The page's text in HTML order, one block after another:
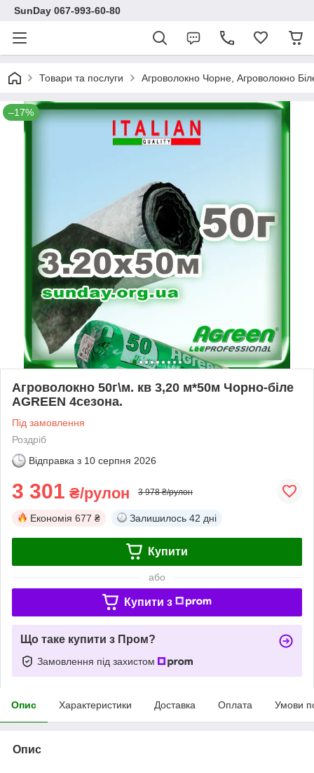
SunDay 067-993-60-80
Товари та послуги Агроволокно Чорне, Агроволокно
–17%
Агроволокно 50г\м. кв 3,20 м*50м Чорно-біле
AGREEN 4сезона.
Під замовлення
Роздріб
Відправка з 10 серпня 2026
3 301 ₴/рулон 3 978 ₴/рулон
Економія 677 ₴ Залишилось 42 дні
Купити
або
Купити з
Що таке купити з Пром?
Замовлення під захистом
Опис Характеристики Доставка Оплата Умови
Опис